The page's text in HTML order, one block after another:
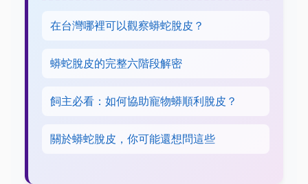
在台灣哪裡可以觀察蟒蛇脫皮？
蟒蛇脫皮的完整六階段解密
飼主必看：如何協助寵物蟒順利脫皮？
關於蟒蛇脫皮，你可能還想問這些